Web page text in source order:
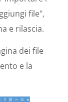
file",
e rilascia.
dei file
e la